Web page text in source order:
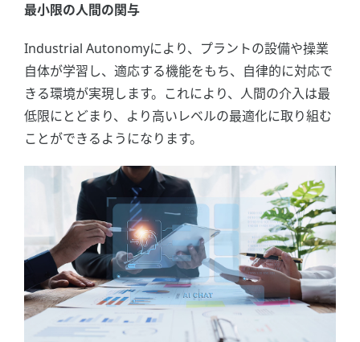
最小限の人間の関与
Industrial Autonomyにより、プラントの設備や操業
自体が学習し、適応する機能をもち、自律的に対応で
きる環境が実現します。これにより、人間の介入は最
低限にとどまり、より高いレベルの最適化に取り組む
ことができるようになります。